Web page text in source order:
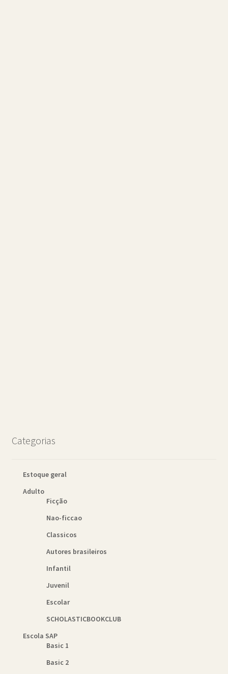
Categorias
Estoque geral
Adulto
Ficção
Nao-ficcao
Classicos
Autores brasileiros
Infantil
Juvenil
Escolar
SCHOLASTICBOOKCLUB
Escola SAP
Basic 1
Basic 2